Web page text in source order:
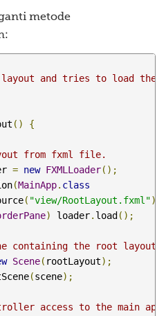
to let the user select a
fileChooser new
. ExtensionFilter
getExtensionFilters
save file dialog
= fileChooser.
// Make sure it has the
if
(!file.getPath().
				file
			mainApp
.savePersonDataToFile
metode
and tries to load the
()
{
from fxml file.
= new FXMLLoader();
(MainApp. class
( "view/RootLayout.fxml"
) loader. load ();
containing the root layout.
Scene( rootLayout);
(scene);
access to the main